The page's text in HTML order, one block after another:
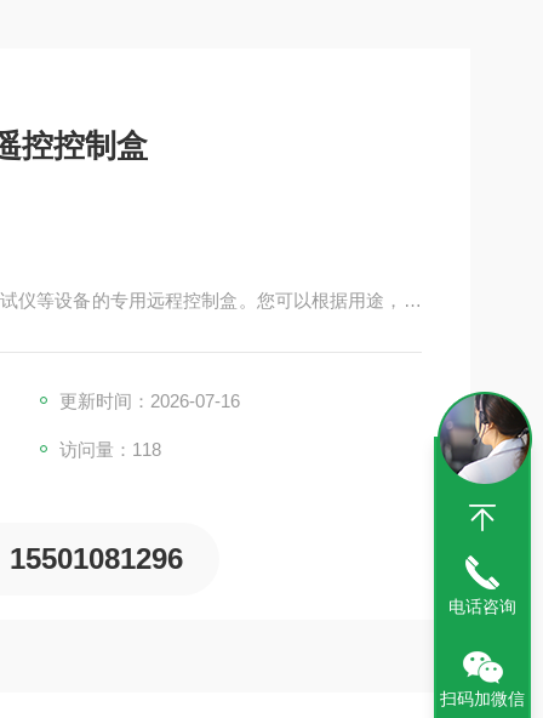
科斯莫 其他设备 遥控控制盒
仪等设备的专用远程控制盒。您可以根据用途，从
更新时间：2026-07-16
访问量：118
15501081296
电话咨询
扫码加微信